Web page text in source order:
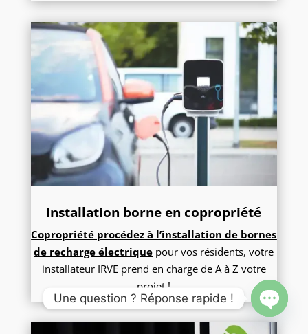
Installation borne en copropriété
Copropriété procédez à l’installation de bornes
de recharge électrique pour vos résidents, votre
installateur IRVE prend en charge de A à Z votre
projet !
Une question ? Réponse rapide !
Open